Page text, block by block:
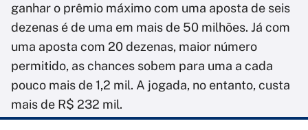
ganhar o prêmio máximo com uma aposta de seis
dezenas é de uma em mais de 50 milhões. Já com
uma aposta com 20 dezenas, maior número
permitido, as chances sobem para uma a cada
pouco mais de 1,2 mil. A jogada, no entanto, custa
mais de R$ 232 mil.